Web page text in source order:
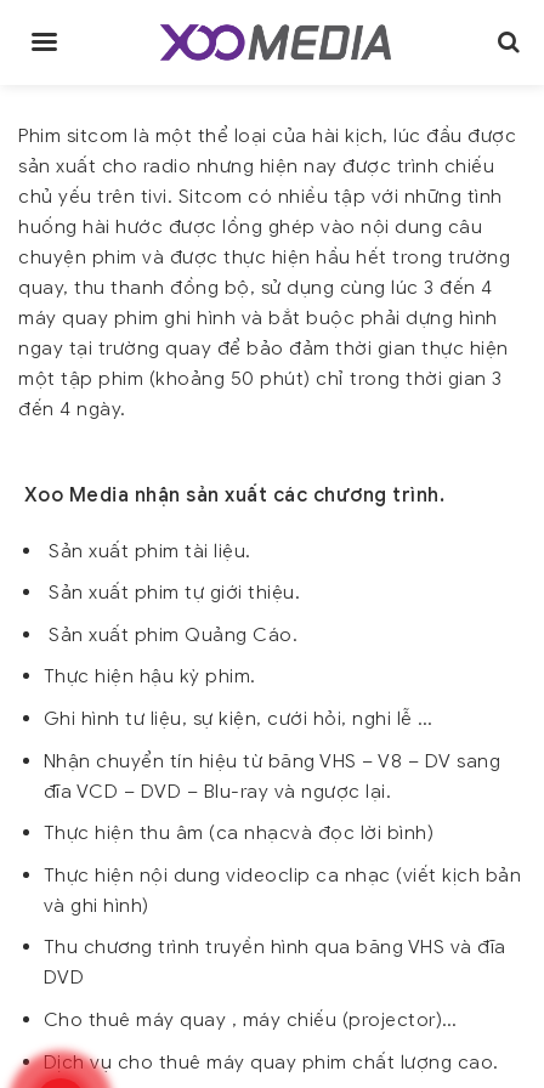
Phim sitcom là một thể loại của hài kịch, lúc đầu được
sản xuất cho radio nhưng hiện nay được trình chiếu
chủ yếu trên tivi. Sitcom có nhiều tập với những tình
huống hài hước được lồng ghép vào nội dung câu
chuyện phim và được thực hiện hầu hết trong trường
quay, thu thanh đồng bộ, sử dụng cùng lúc 3 đến 4
máy quay phim ghi hình và bắt buộc phải dựng hình
ngay tại trường quay để bảo đảm thời gian thực hiện
một tập phim (khoảng 50 phút) chỉ trong thời gian 3
đến 4 ngày.
Xoo Media nhận sản xuất các chương trình.
Sản xuất phim tài liệu.
Sản xuất phim tự giới thiệu.
Sản xuất phim Quảng Cáo.
Thực hiện hậu kỳ phim.
Ghi hình tư liệu, sự kiện, cưới hỏi, nghi lễ …
Nhận chuyển tín hiệu từ băng VHS – V8 – DV sang
đĩa VCD – DVD – Blu-ray và ngược lại.
Thực hiện thu âm (ca nhạcvà đọc lời bình)
Thực hiện nội dung videoclip ca nhạc (viết kịch bản
và ghi hình)
Thu chương trình truyền hình qua băng VHS và đĩa
DVD
Cho thuê máy quay , máy chiếu (projector)…
Dịch vụ cho thuê máy quay phim chất lượng cao.